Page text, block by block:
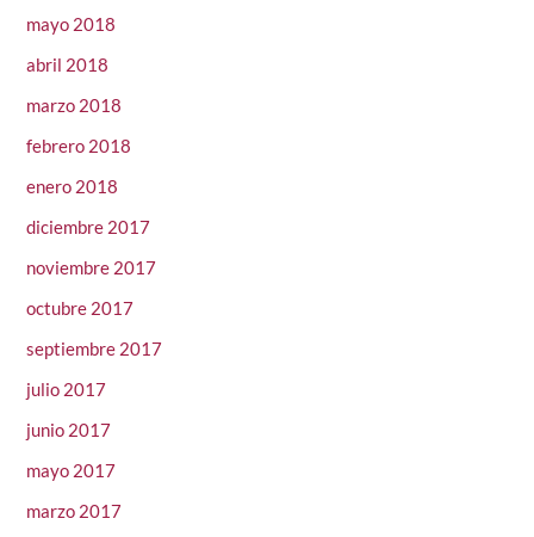
mayo 2018
abril 2018
marzo 2018
febrero 2018
enero 2018
diciembre 2017
noviembre 2017
octubre 2017
septiembre 2017
julio 2017
junio 2017
mayo 2017
marzo 2017